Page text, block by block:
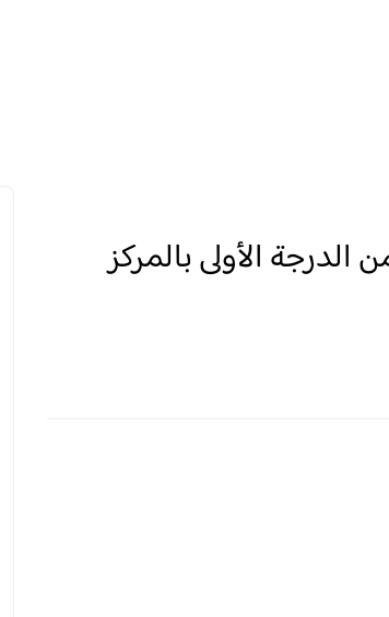
توظيف 04 صيادلة من الدرجة الأولى بالمركز